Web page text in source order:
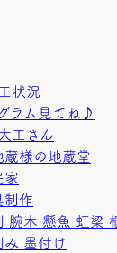
状況
ラム見てね♪
工さん
蔵様の地蔵堂
家
制作
腕木 懸魚 虹梁
み 墨付け